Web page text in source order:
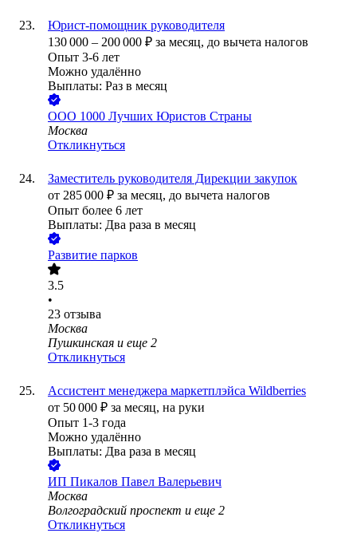
Юрист-помощник руководителя
130 000 – 200 000 ₽ за месяц, до вычета налогов
Опыт 3-6 лет
Можно удалённо
Выплаты: Раз в месяц
ООО 1000 Лучших Юристов Страны
Москва
Откликнуться
Заместитель руководителя Дирекции закупок
от 285 000 ₽ за месяц, до вычета налогов
Опыт более 6 лет
Выплаты: Два раза в месяц
Развитие парков
3.5
•
23 отзыва
Москва
Пушкинская и еще 2
Откликнуться
Ассистент менеджера маркетплэйса Wildberries
от 50 000 ₽ за месяц, на руки
Опыт 1-3 года
Можно удалённо
Выплаты: Два раза в месяц
ИП Пикалов Павел Валерьевич
Москва
Волгоградский проспект и еще 2
Откликнуться